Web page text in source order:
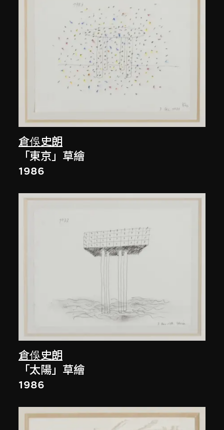
倉俁史朗
「東京」草繪
1986
倉俁史朗
「太陽」草繪
1986